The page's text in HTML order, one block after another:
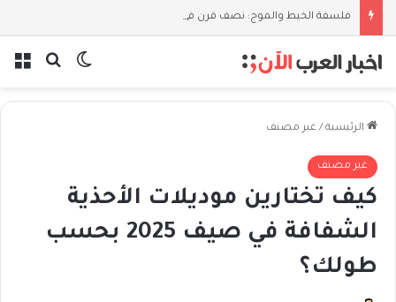
فلسفة الخيط والموج: نصف قرن في مدرسة البحر مع غسان المزيدي
بحثالوضع
الرئيسية / غير مصنف
غير مصنف
كيف تختارين موديلات الأحذية
الشفافة في صيف 2025 بحسب
طولك؟